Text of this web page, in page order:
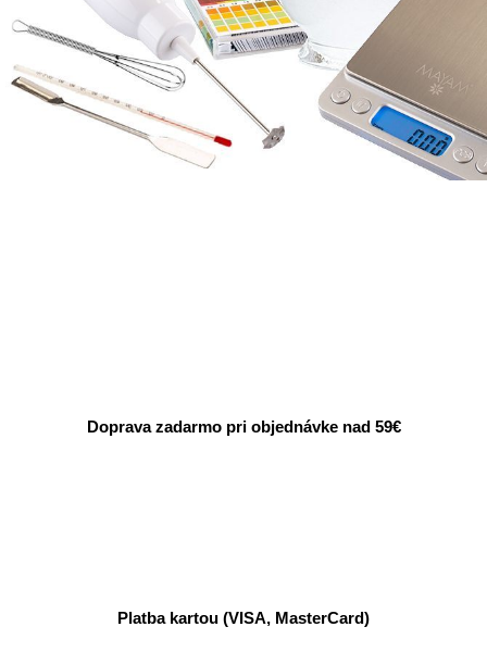
Doprava zadarmo pri objednávke nad 59€
Platba kartou (VISA, MasterCard)